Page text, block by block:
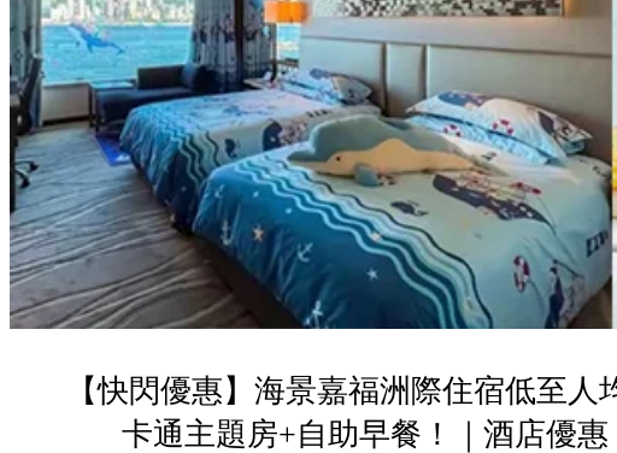
【快閃優惠】海景嘉福洲際住宿低至人
卡通主題房+自助早餐！｜酒店優惠